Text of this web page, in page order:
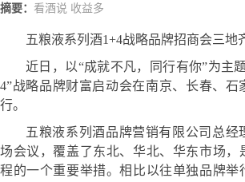
摘要： 看酒说 收益多
五粮液系列酒1+4战略品牌招商会三地
近日，以“成就不凡，同行有你”为主
4”战略品牌财富启动会在南京、长春、石
行。
五粮液系列酒品牌营销有限公司总经
场会议，覆盖了东北、华北、华东市场，
程的一个重要举措。相比以往单独品牌举